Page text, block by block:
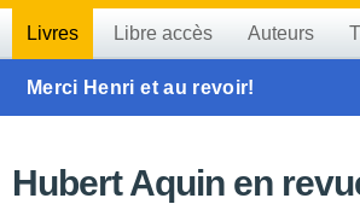
Livres Libre accès Auteurs
Merci Henri et au revoir!
Hubert Aquin en